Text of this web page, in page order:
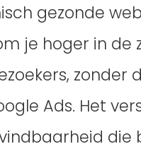
gezonde
je hoger in de
zonder
Ads. Het